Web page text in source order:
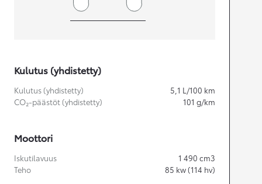
Kulutus (yhdistetty)
Kulutus (yhdistetty) 5,1 L/100 km
CO₂-päästöt (yhdistetty)
101 g/km
Moottori
Iskutilavuus 1 490 cm3
Teho
85 kw (114 hv)